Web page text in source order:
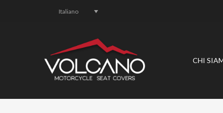
Italiano
CHI